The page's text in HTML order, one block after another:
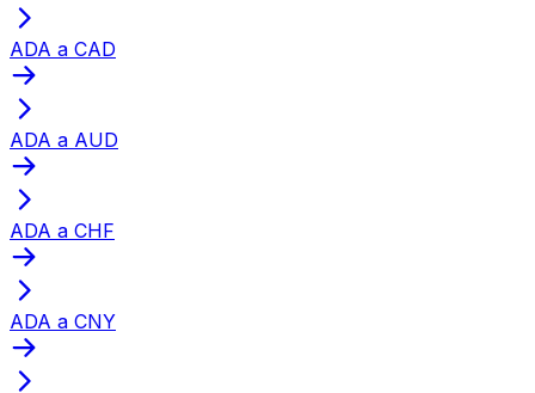
ADA a CAD
ADA a AUD
ADA a CHF
ADA a CNY